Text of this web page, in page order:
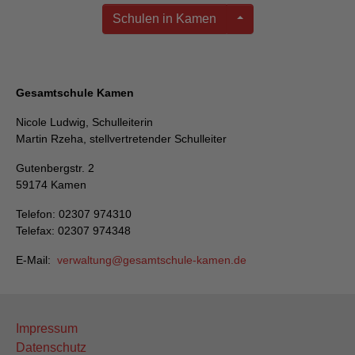
Schulen in Kamen
Gesamtschule Kamen
Nicole Ludwig, Schulleiterin
Martin Rzeha, stellvertretender Schulleiter
Gutenbergstr. 2
59174 Kamen
Telefon: 02307 974310
Telefax: 02307 974348
E-Mail: verwaltung gesamtschule-kamen de
Impressum
Datenschutz